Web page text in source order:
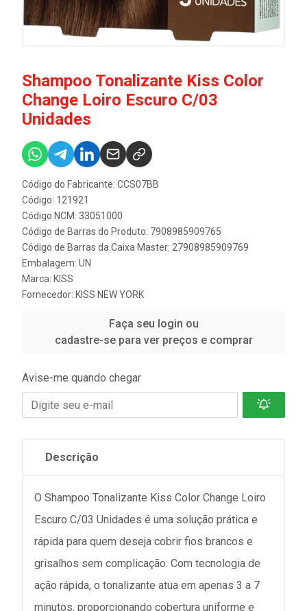
Shampoo Tonalizante Kiss Color
Change Loiro Escuro C/03
Unidades
Código do Fabricante: CCS07BB
Código: 121921
Código NCM: 33051000
Código de Barras do Produto: 7908985909765
Código de Barras da Caixa Master: 27908985909769
Embalagem: UN
Marca: KISS
Fornecedor: KISS NEW YORK
Faça seu login ou
cadastre-se para ver preços e comprar
Avise-me quando chegar
Descrição
O Shampoo Tonalizante Kiss Color Change Loiro
Escuro C/03 Unidades é uma solução prática e
rápida para quem deseja cobrir fios brancos e
grisalhos sem complicação. Com tecnologia de
ação rápida, o tonalizante atua em apenas 3 a 7
minutos, proporcionando cobertura uniforme e